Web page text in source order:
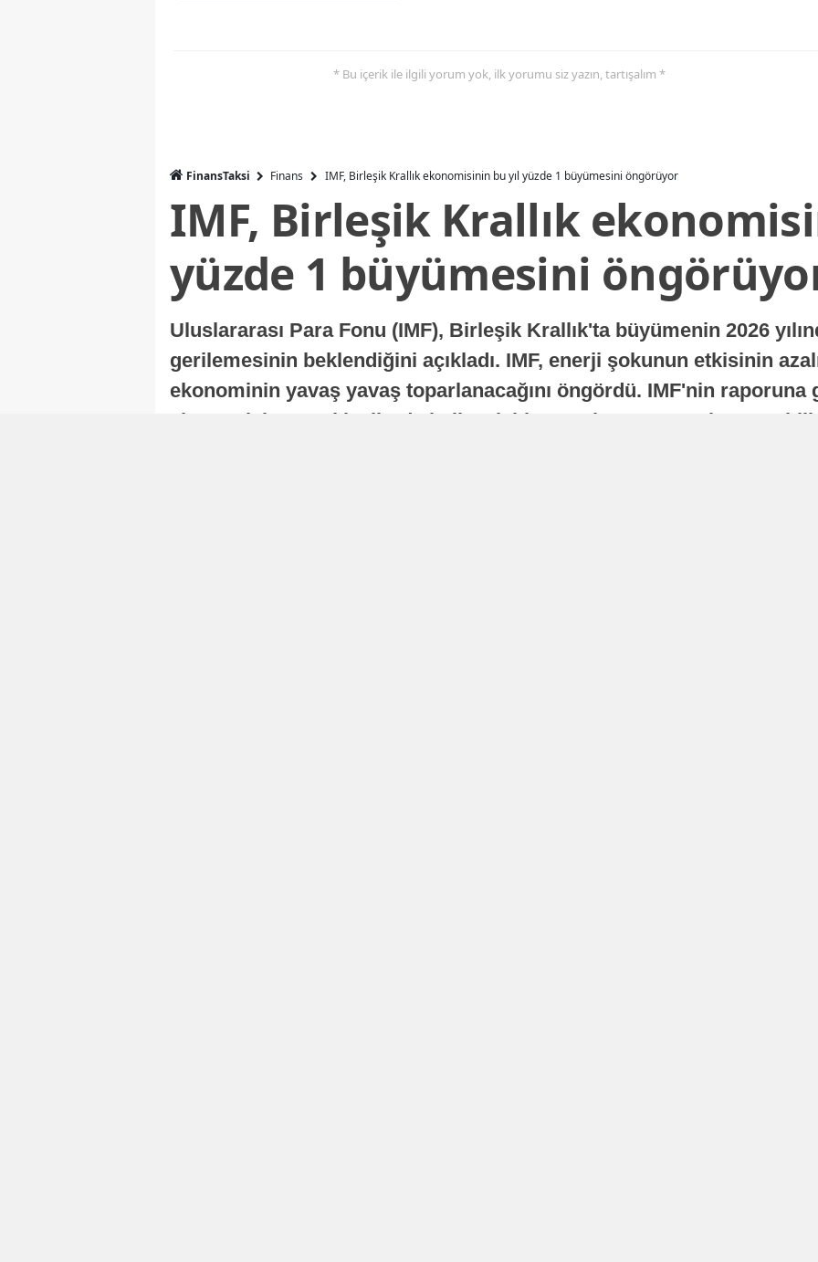
* Bu içerik ile ilgili yorum yok, ilk yorumu siz yazın, tartışalım *
FinansTaksi Finans IMF, Birleşik Krallık ekonomisinin bu yıl yüzde 1 büyümesini öngörüyor
IMF, Birleşik Krallık
yüzde 1 büyümesini
Uluslararası Para Fonu (IMF), Birleşik Krallık'ta büyümenin 2026
gerilemesinin beklendiğini açıkladı. IMF, enerji şokunun etkisinin
ekonominin yavaş yavaş toparlanacağını öngördü. IMF'nin raporuna
ekonomisi, sonraki yıllarda istikrarlı bir toparlanma süreci